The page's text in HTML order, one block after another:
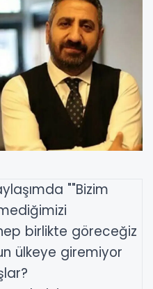
""Bizim
birlikte göreceğiz
ülkeye giremiyor